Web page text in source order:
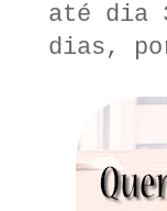
até dia
dias, por